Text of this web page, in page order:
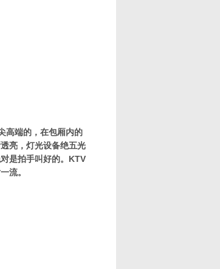
高端的，在包厢内的
亮，灯光设备绝五光
是拍手叫好的。KTV
流。